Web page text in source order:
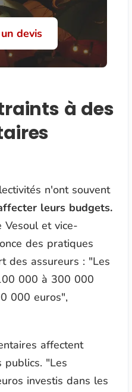
devis
à des
n'ont souvent
leurs budgets.
Vesoul et vice-
des pratiques
des assureurs : "Les
000 à 300 000
000 euros",
affectent
publics. "Les
investis dans les